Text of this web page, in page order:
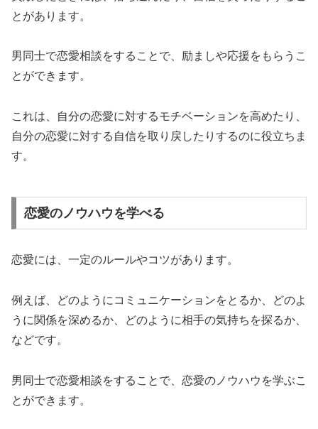
とがあります。
男同士で恋愛相談をすることで、励ましや応援をもらうこ
とができます。
これは、自分の恋愛に対するモチベーションを高めたり、
自分の恋愛に対する自信を取り戻したりするのに役立ちま
す。
恋愛のノウハウを学べる
恋愛には、一定のルールやコツがあります。
例えば、どのようにコミュニケーションをとるか、どのよ
うに関係を深めるか、どのように相手の気持ちを探るか、
などです。
男同士で恋愛相談をすることで、恋愛のノウハウを学ぶこ
とができます。